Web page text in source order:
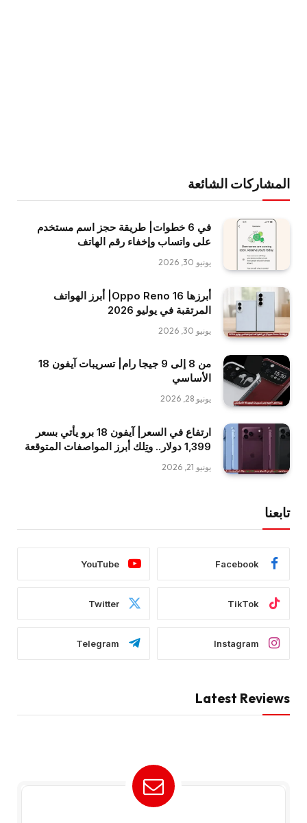
المشاركات الشائعة
في 6 خطوات| طريقة حجز اسم مستخدم
على واتساب وإخفاء رقم الهاتف
يونيو 30, 2026
أبرزها Oppo Reno 16| أبرز الهواتف
المرتقبة في يوليو 2026
يونيو 30, 2026
من 8 إلى 9 جيجا رام| تسريبات آيفون 18
الأساسي
يونيو 28, 2026
ارتفاع في السعر| آيفون 18 برو يأتي بسعر
1,399 دولار.. وتِلك أبرز المواصفات المتوقعة
يونيو 21, 2026
تابعنا
Facebook
YouTube
TikTok
Twitter
Instagram
Telegram
Latest Reviews